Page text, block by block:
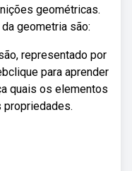
geométricas.
geometria são:
representado por
para aprender
quais os elementos